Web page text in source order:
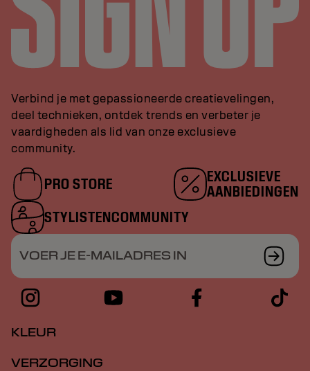
Verbind je met gepassioneerde creatievelingen,
deel technieken, ontdek trends en verbeter je
vaardigheden als lid van onze exclusieve
community.
PRO STORE
EXCLUSIEVE
AANBIEDINGEN
STYLISTENCOMMUNITY
VOER JE E-MAILADRES IN
KLEUR
VERZORGING